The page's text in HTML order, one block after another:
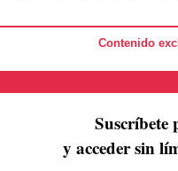
Contenido
Suscríbete
y acceder sin